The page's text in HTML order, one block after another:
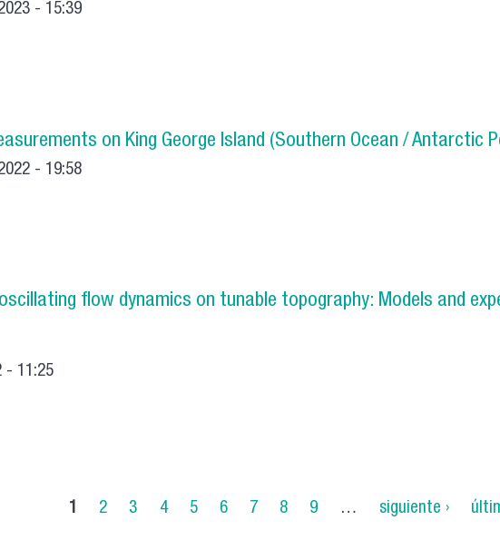
- 15:39
in viscoelastic systems
on King George Island (Southern Ocean / Antarctic
- 19:58
Measurements on King George Island (Southern Ocean /
flow dynamics on tunable topography: Models and
- 11:25
of oscillating flow dynamics on tunable topography: Models
1 2 3 4 5 6 7 8 9 … siguiente ›